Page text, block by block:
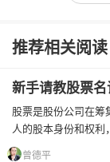
推荐相关阅读
新手请教股票名
股票是股份公司在筹
人的股本身份和权利
曾德平